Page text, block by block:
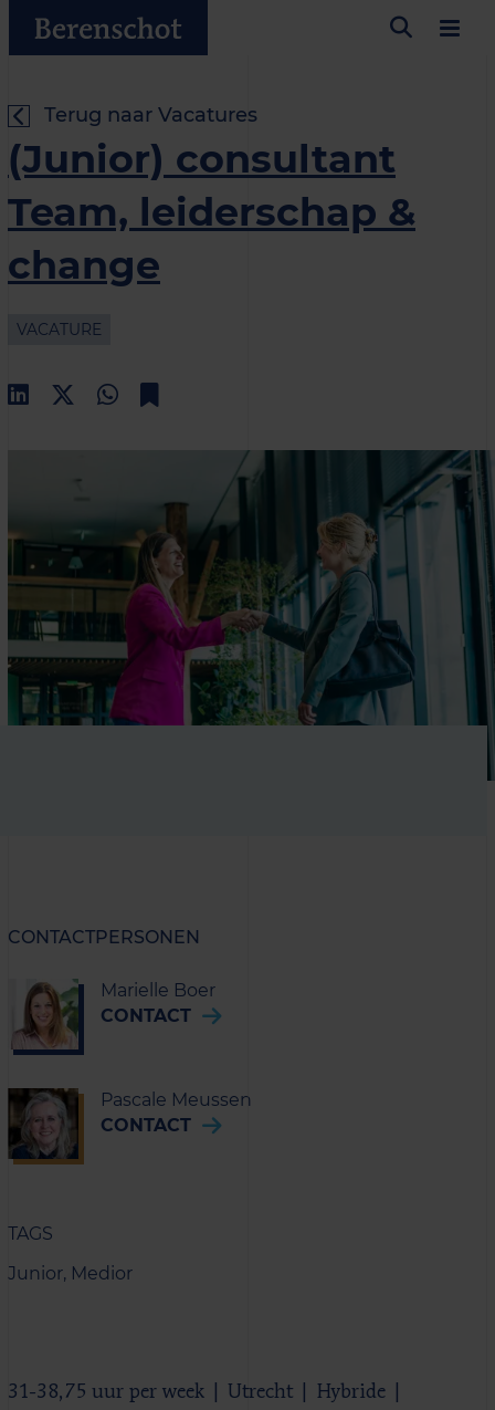
Terug naar Vacatures
(Junior) consultant
Team, leiderschap &
change
VACATURE
CONTACTPERSONEN
Marielle Boer
CONTACT
Pascale Meussen
CONTACT
TAGS
Junior, Medior
31-38,75 uur per week | Utrecht | Hybride |